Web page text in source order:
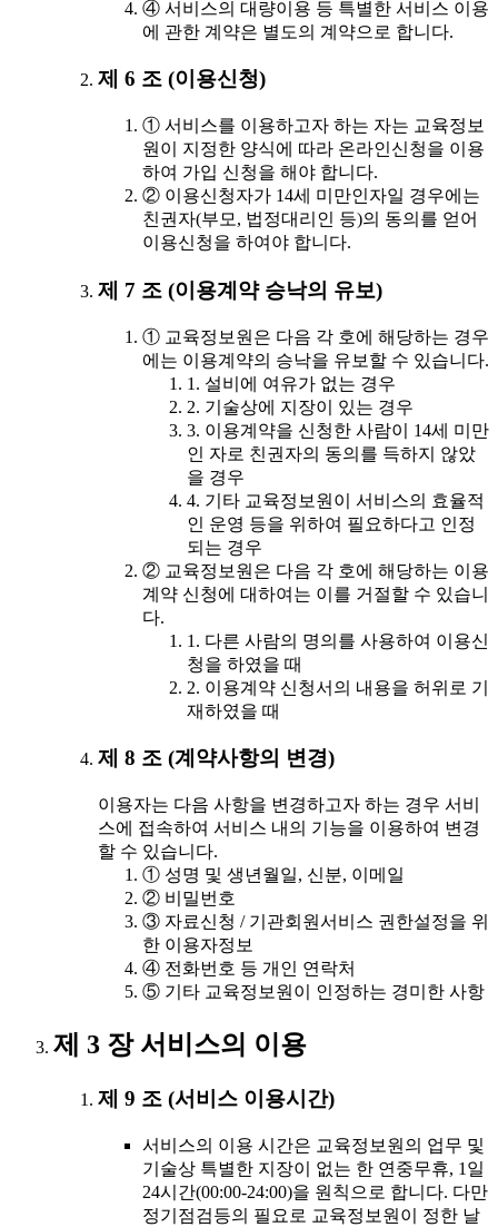
④ 서비스의 대량이용 등 특별한 서비스 이용
에 관한 계약은 별도의 계약으로 합니다.
제 6 조 (이용신청)
① 서비스를 이용하고자 하는 자는 교육정보
원이 지정한 양식에 따라 온라인신청을 이용
하여 가입 신청을 해야 합니다.
② 이용신청자가 14세 미만인자일 경우에는
친권자(부모, 법정대리인 등)의 동의를 얻어
이용신청을 하여야 합니다.
제 7 조 (이용계약 승낙의 유보)
① 교육정보원은 다음 각 호에 해당하는 경우
에는 이용계약의 승낙을 유보할 수 있습니다.
1. 설비에 여유가 없는 경우
2. 기술상에 지장이 있는 경우
3. 이용계약을 신청한 사람이 14세 미만
인 자로 친권자의 동의를 득하지 않았
을 경우
4. 기타 교육정보원이 서비스의 효율적
인 운영 등을 위하여 필요하다고 인정
되는 경우
② 교육정보원은 다음 각 호에 해당하는 이용
계약 신청에 대하여는 이를 거절할 수 있습니
다.
1. 다른 사람의 명의를 사용하여 이용신
청을 하였을 때
2. 이용계약 신청서의 내용을 허위로 기
재하였을 때
제 8 조 (계약사항의 변경)
이용자는 다음 사항을 변경하고자 하는 경우 서비
스에 접속하여 서비스 내의 기능을 이용하여 변경
할 수 있습니다.
① 성명 및 생년월일, 신분, 이메일
② 비밀번호
③ 자료신청 / 기관회원서비스 권한설정을 위
한 이용자정보
④ 전화번호 등 개인 연락처
⑤ 기타 교육정보원이 인정하는 경미한 사항
제 3 장 서비스의 이용
제 9 조 (서비스 이용시간)
서비스의 이용 시간은 교육정보원의 업무 및
기술상 특별한 지장이 없는 한 연중무휴, 1일
24시간(00:00-24:00)을 원칙으로 합니다. 다만
정기점검등의 필요로 교육정보원이 정한 날